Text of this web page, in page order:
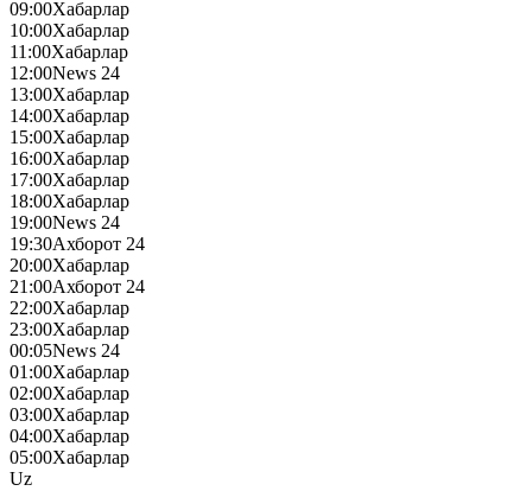
09:00Хабарлар
10:00Хабарлар
11:00Хабарлар
12:00News 24
13:00Хабарлар
14:00Хабарлар
15:00Хабарлар
16:00Хабарлар
17:00Хабарлар
18:00Хабарлар
19:00News 24
19:30Ахборот 24
20:00Хабарлар
21:00Ахборот 24
22:00Хабарлар
23:00Хабарлар
00:05News 24
01:00Хабарлар
02:00Хабарлар
03:00Хабарлар
04:00Хабарлар
05:00Хабарлар
Uz